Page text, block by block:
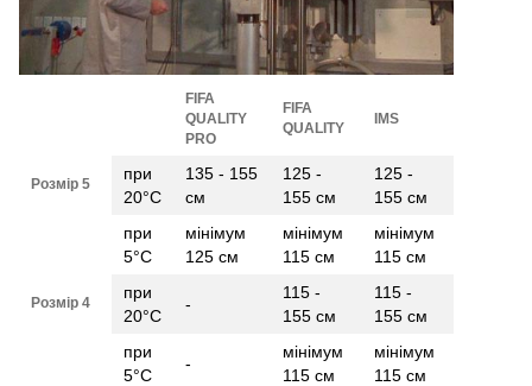
FIFA
QUALITY
PRO
FIFA
QUALITY
IMS
Розмір 5
при
20°C
135 - 155
см
125 -
155 см
125 -
155 см
при
5°C
мінімум
125 см
мінімум
115 см
мінімум
115 см
Розмір 4
при
20°C
-
115 -
155 см
115 -
155 см
при
5°C
-
мінімум
115 см
мінімум
115 см